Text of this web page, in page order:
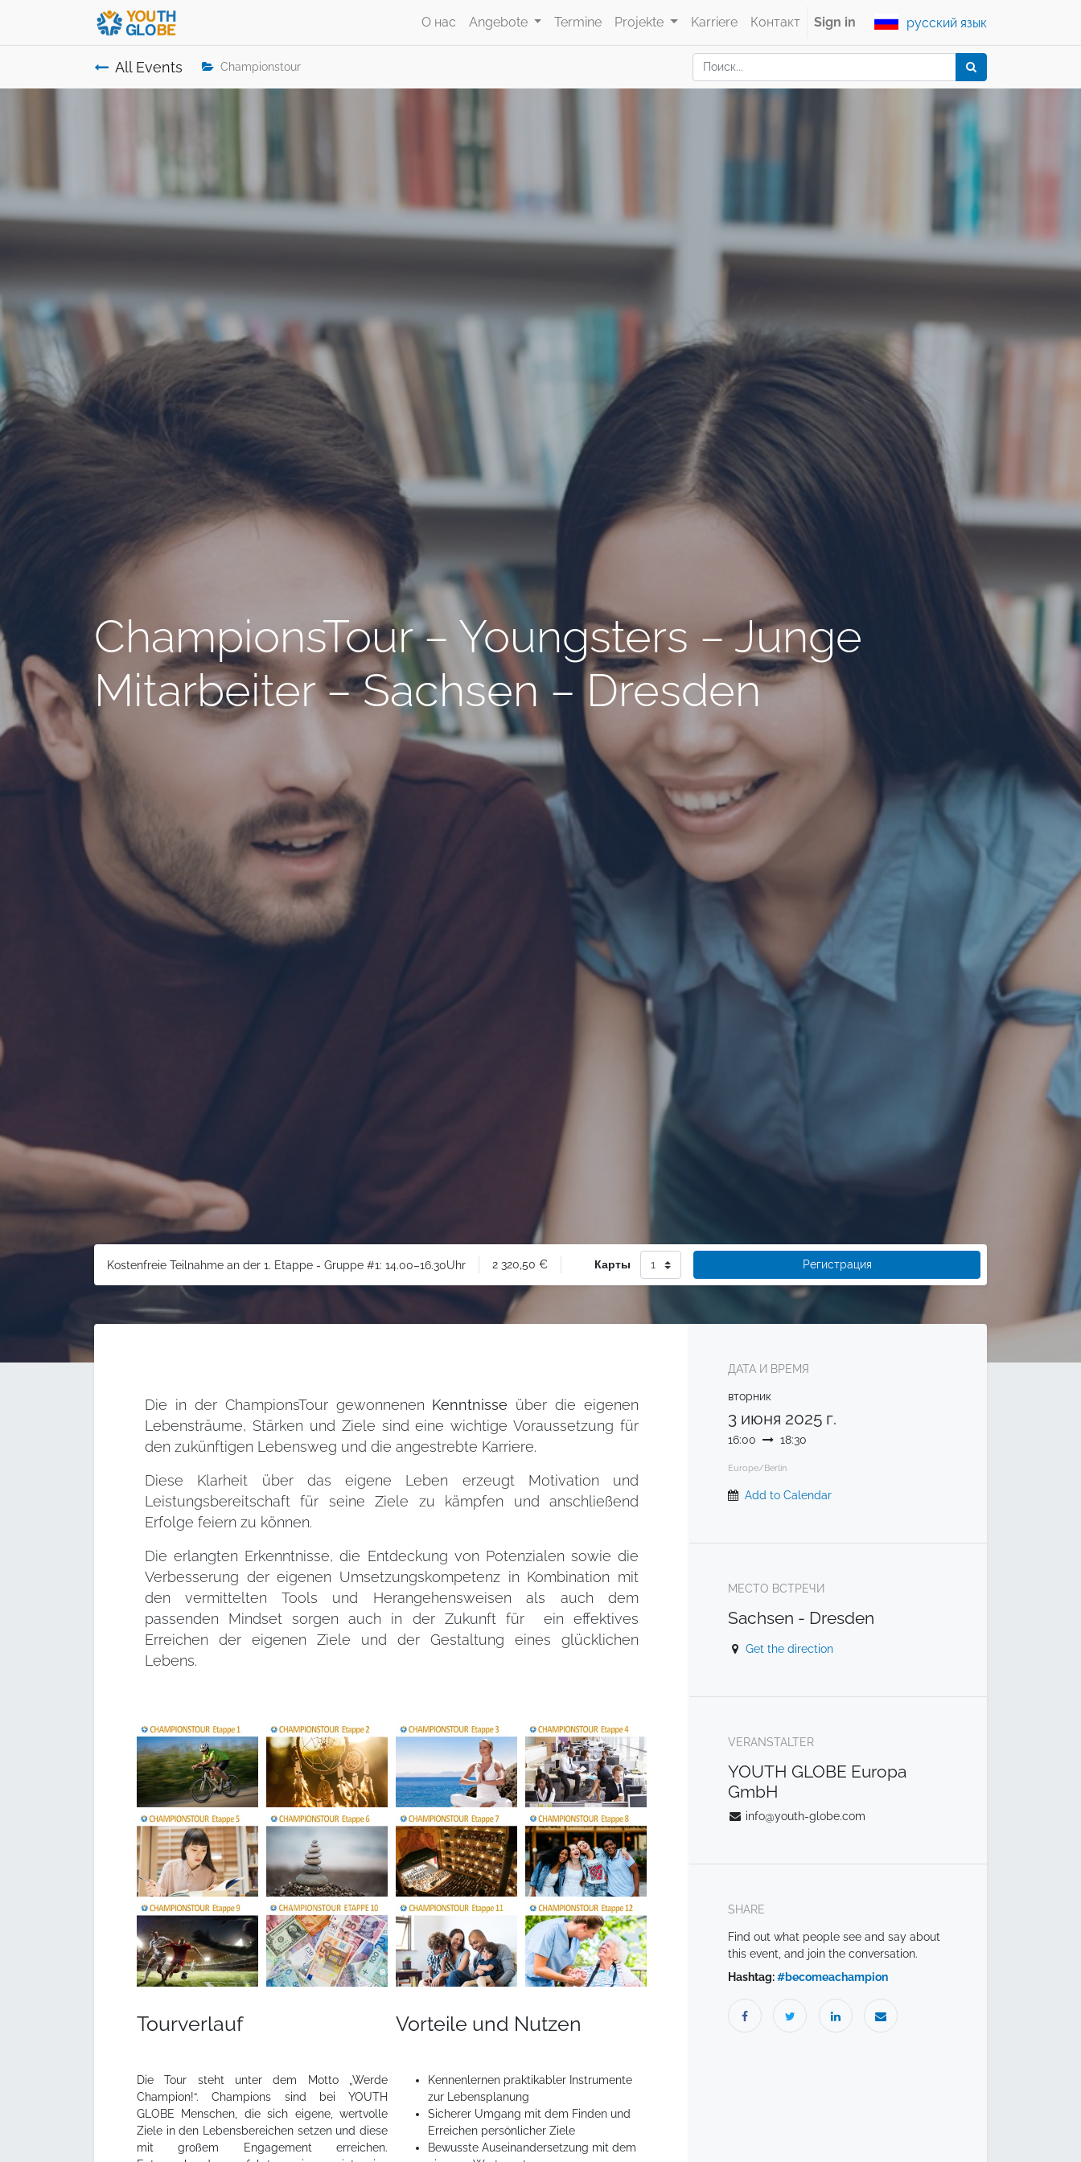
О нас Angebote Termine Projekte Karriere Контакт Sign in русский язык
All Events Championstour
ChampionsTour – Youngsters – Junge
Mitarbeiter – Sachsen – Dresden
Kostenfreie Teilnahme an der 1. Etappe - Gruppe #1: 14.00–16.30Uhr 2 320,50 € Карты Регистрация
Die in der ChampionsTour gewonnenen Kenntnisse über die eigenen
Lebensträume, Stärken und Ziele sind eine wichtige Voraussetzung für
den zukünftigen Lebensweg und die angestrebte Karriere.
Diese Klarheit über das eigene Leben erzeugt Motivation und
Leistungsbereitschaft für seine Ziele zu kämpfen und anschließend
Erfolge feiern zu können.
Die erlangten Erkenntnisse, die Entdeckung von Potenzialen sowie die
Verbesserung der eigenen Umsetzungskompetenz in Kombination mit
den vermittelten Tools und Herangehensweisen als auch dem
passenden Mindset sorgen auch in der Zukunft für ein effektives
Erreichen der eigenen Ziele und der Gestaltung eines glücklichen
Lebens.
Tourverlauf
Die Tour steht unter dem Motto „Werde
Champion!“. Champions sind bei YOUTH
GLOBE Menschen, die sich eigene, wertvolle
Ziele in den Lebensbereichen setzen und diese
mit großem Engagement erreichen.
Vorteile und Nutzen
Kennenlernen praktikabler Instrumente
zur Lebensplanung
Sicherer Umgang mit dem Finden und
Erreichen persönlicher Ziele
Bewusste Auseinandersetzung mit dem
ДАТА И ВРЕМЯ
вторник
3 июня 2025 г.
16:00 18:30
Europe/Berlin
Add to Calendar
МЕСТО ВСТРЕЧИ
Sachsen - Dresden
Get the direction
VERANSTALTER
YOUTH GLOBE Europa
GmbH
info@youth-globe.com
SHARE
Find out what people see and say about
this event, and join the conversation.
Hashtag:#becomeachampion